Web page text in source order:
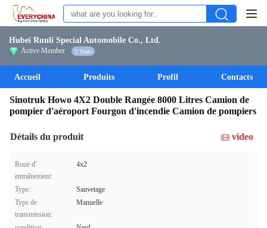
Hubei Runli Special Automobile Co., Ltd.
Active Member 2 Years
Accueil Produits Profil Contacts
Sinotruk Howo 4X2 Double Rangée 8000 Litres Camion de
pompier d'aéroport Fourgon d'incendie Camion de pompiers
Détails du produit video
Roue d'
entraînement:
4x2
Type:
Sauvetage
Type de
transmission:
Manuelle